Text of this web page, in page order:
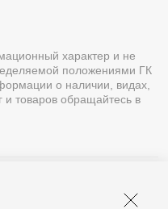
характер и не
положениями ГК
о наличии, видах,
и товаров обращайтесь в